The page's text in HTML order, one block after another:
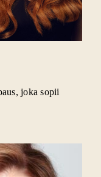
joka sopii